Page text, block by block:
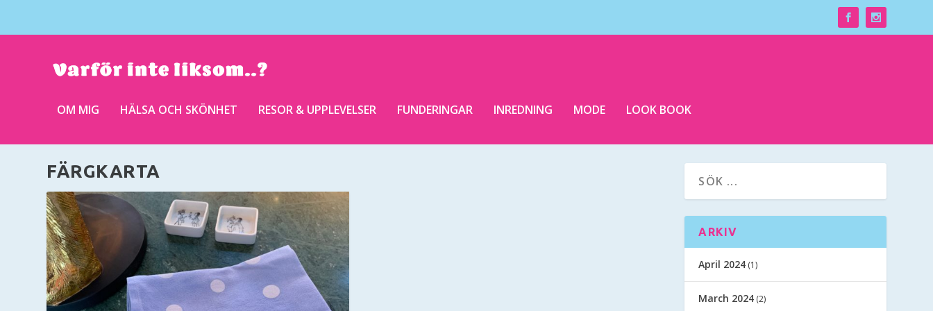
OM MIG HÄLSA OCH SKÖNHET RESOR & UPPLEVELSER FUNDERINGAR INREDNING MODE LOOK BOOK
FÄRGKARTA
ARKIV
April 2024 (1)
March 2024 (2)